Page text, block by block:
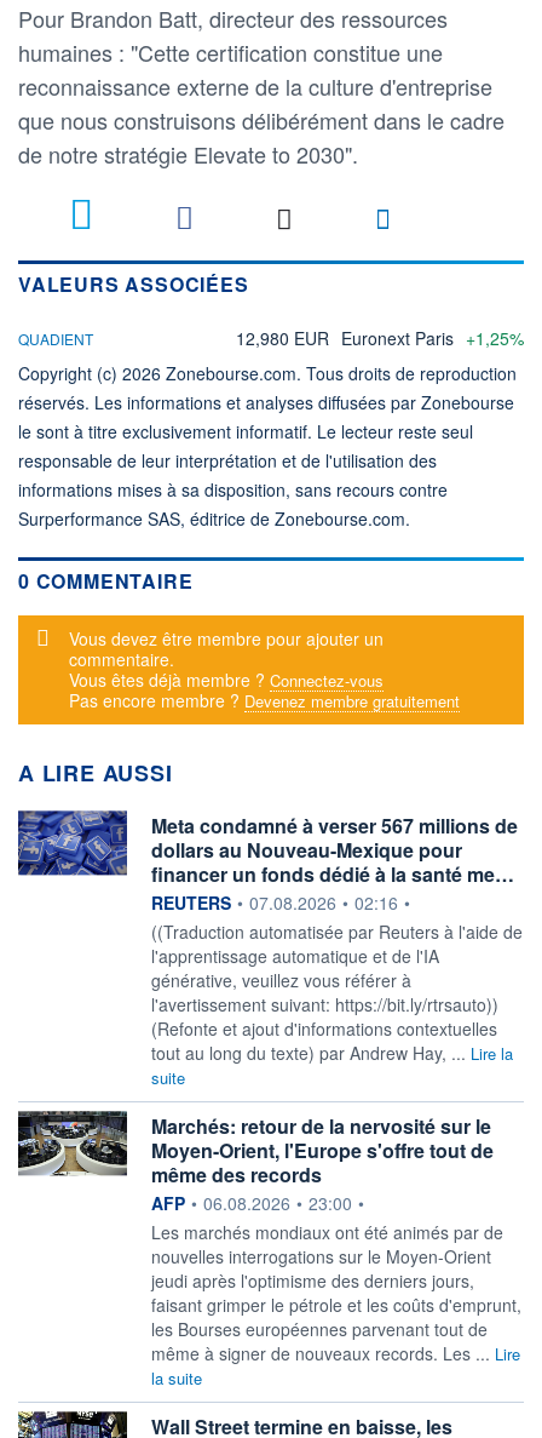
Pour Brandon Batt, directeur des ressources
humaines : "Cette certification constitue une
reconnaissance externe de la culture d'entreprise
que nous construisons délibérément dans le cadre
de notre stratégie Elevate to 2030".
VALEURS ASSOCIÉES
QUADIENT 12,980 EUR Euronext Paris +1,25%
Copyright (c) 2026 Zonebourse.com. Tous droits de reproduction
réservés. Les informations et analyses diffusées par Zonebourse
le sont à titre exclusivement informatif. Le lecteur reste seul
responsable de leur interprétation et de l'utilisation des
informations mises à sa disposition, sans recours contre
Surperformance SAS, éditrice de Zonebourse.com.
0 COMMENTAIRE
Message d'alerte
Vous devez être membre pour ajouter un
commentaire.
Vous êtes déjà membre ? Connectez-vous
Pas encore membre ? Devenez membre gratuitement
A LIRE AUSSI
Meta condamné à verser 567 millions de
dollars au Nouveau-Mexique pour
financer un fonds dédié à la santé me…
information fournie par
REUTERS • 07.08.2026 • 02:16 •
((Traduction automatisée par Reuters à l'aide de
l'apprentissage automatique et de l'IA
générative, veuillez vous référer à
l'avertissement suivant: https://bit.ly/rtrsauto))
(Refonte et ajout d'informations contextuelles
tout au long du texte) par Andrew Hay, ... Lire la
suite
Marchés: retour de la nervosité sur le
Moyen-Orient, l'Europe s'offre tout de
même des records
information fournie par
AFP • 06.08.2026 • 23:00 •
Les marchés mondiaux ont été animés par de
nouvelles interrogations sur le Moyen-Orient
jeudi après l'optimisme des derniers jours,
faisant grimper le pétrole et les coûts d'emprunt,
les Bourses européennes parvenant tout de
même à signer de nouveaux records. Les ... Lire
la suite
Wall Street termine en baisse, les